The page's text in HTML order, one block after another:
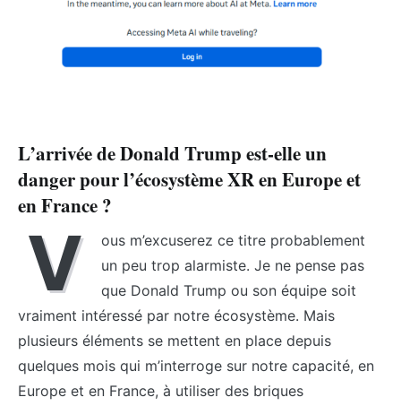
L’arrivée de Donald Trump est-elle un
danger pour l’écosystème XR en Europe et
en France ?
V
ous m’excuserez ce titre probablement
un peu trop alarmiste. Je ne pense pas
que Donald Trump ou son équipe soit
vraiment intéressé par notre écosystème. Mais
plusieurs éléments se mettent en place depuis
quelques mois qui m’interroge sur notre capacité, en
Europe et en France, à utiliser des briques